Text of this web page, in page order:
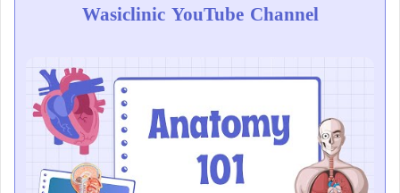
Wasiclinic YouTube Channel